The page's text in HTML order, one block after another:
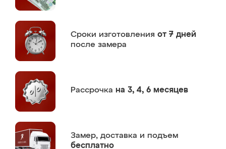
Сроки изготовления от 7 дней
после замера
Рассрочка на 3, 4, 6 месяцев
Замер, доставка и подъем
бесплатно